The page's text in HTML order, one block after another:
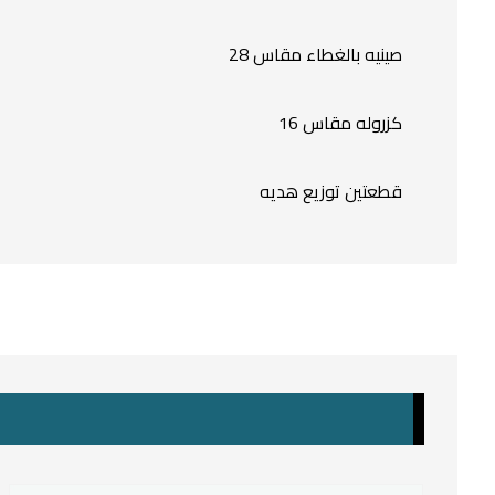
صينيه بالغطاء مقاس 28
كزروله مقاس 16
قطعتين توزيع هديه